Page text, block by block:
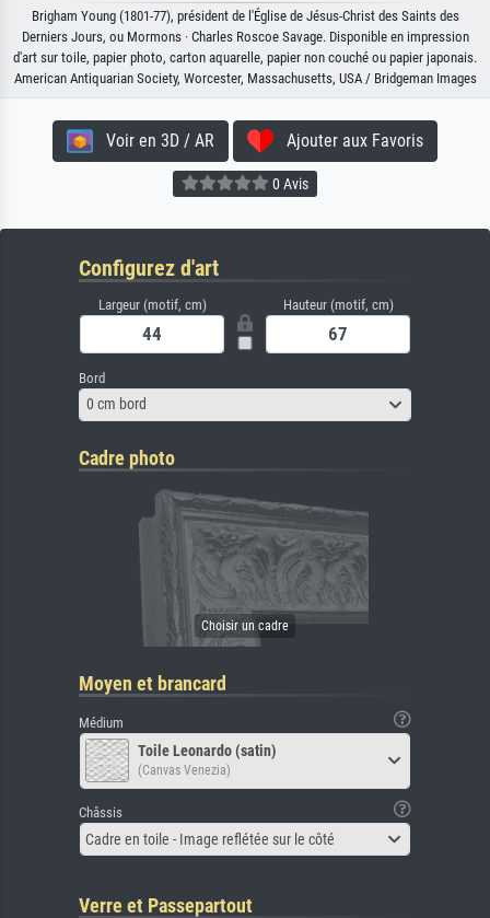
Brigham Young (1801-77), président de l'Église de Jésus-Christ des Saints des
Derniers Jours, ou Mormons · Charles Roscoe Savage. Disponible en impression
d'art sur toile, papier photo, carton aquarelle, papier non couché ou papier japonais.
American Antiquarian Society, Worcester, Massachusetts, USA / Bridgeman Images
Voir en 3D / AR Ajouter aux Favoris
0 Avis
Configurez d'art
Largeur (motif, cm) Hauteur (motif, cm)
Bord
0 cm bord
Cadre photo
Moyen et brancard
Médium
Toile Leonardo (satin)
(Canvas Venezia)
Châssis
Cadre en toile - Image reflétée sur le côté
Verre et Passepartout